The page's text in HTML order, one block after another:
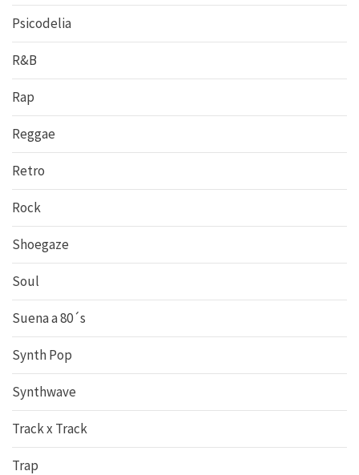
Psicodelia
R&B
Rap
Reggae
Retro
Rock
Shoegaze
Soul
Suena a 80´s
Synth Pop
Synthwave
Track x Track
Trap